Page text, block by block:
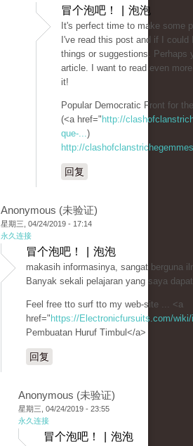
冒个泡吧！ | 泡泡
It's perfect time to make some
I've read this post and if I
things or suggestions. Perhaps
article. I want to read even
it!
Popular Democratic Front for
(<a href=" http://
que-...)
http://
回复
Anonymous (未验证)
星期三, 04/24/2019 - 17:14
永久连接
冒个泡吧！ | 泡泡
makasih informasinya, sangat berguna
Banyak sekali pelajaran yang saya
Feel free tto surf tto my web-site ... <a
href=" https://Electronicfursuits.com/
Pembuatan Huruf Timbul</a>
回复
Anonymous (未验证)
星期三, 04/24/2019 - 23:55
永久连接
冒个泡吧！ | 泡泡